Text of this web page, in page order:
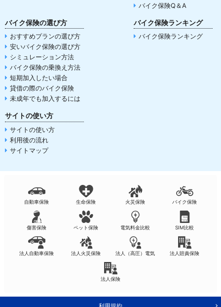
バイク保険Q＆A
バイク保険の選び方
おすすめプランの選び方
安いバイク保険の選び方
シミュレーション方法
バイク保険の乗換え方法
短期加入したい場合
貸借の際のバイク保険
未成年でも加入するには
バイク保険ランキング
バイク保険ランキング
サイトの使い方
サイトの使い方
利用後の流れ
サイトマップ
自動車保険 生命保険 火災保険 バイク保険
傷害保険 ペット保険 電気料金比較 SIM比較
法人自動車保険 法人火災保険 法人（高圧）電気 法人賠責保険
法人保険